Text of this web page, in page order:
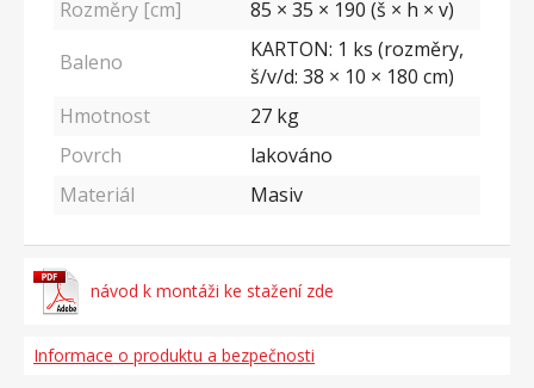
Rozměry [cm]
85 × 35 × 190 (š × h × v)
Baleno
KARTON: 1 ks (rozměry,
š/v/d: 38 × 10 × 180 cm)
Hmotnost
27 kg
Povrch
lakováno
Materiál
Masiv
návod k montáži ke stažení zde
Informace o produktu a bezpečnosti